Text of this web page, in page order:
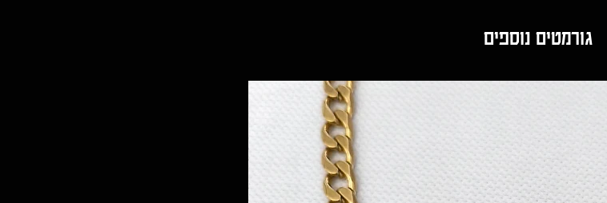
* באפשרותך לאסוף את התכשיטים באיסוף עצמי, מתל-אביב, בתיאום מראש בלבד
בעת ההזמנה (יש לציין בהערות ההזמנה).
* תשלום באמצעות העברה בנקאית (בתיאום מראש)
* תשלום במזומן באיסוף עצמי (בתיאום מראש)
גורמטים נוספים